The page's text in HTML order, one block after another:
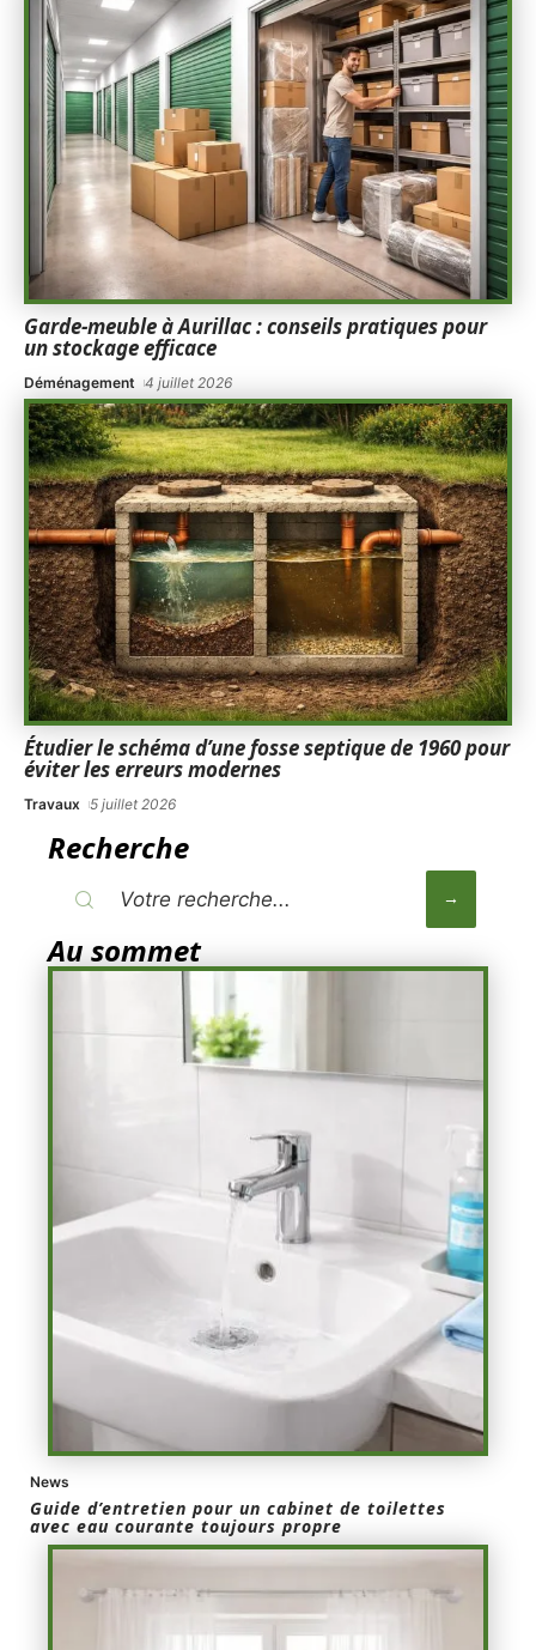
Garde-meuble à Aurillac : conseils pratiques pour
un stockage efficace
Déménagement 4 juillet 2026
Étudier le schéma d’une fosse septique de 1960 pour
éviter les erreurs modernes
Travaux 5 juillet 2026
Recherche
Au sommet
News
Guide d’entretien pour un cabinet de toilettes
avec eau courante toujours propre